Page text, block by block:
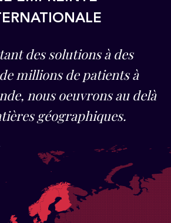
des solutions à des
millions de patients à
nous oeuvrons au delà
géographiques.